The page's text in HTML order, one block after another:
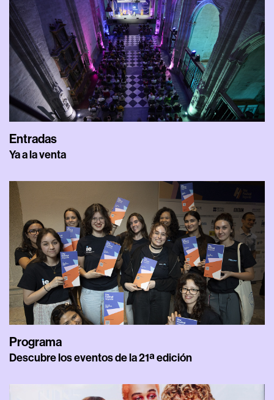
Entradas
Ya a la venta
Programa
Descubre los eventos de la 21ª edición